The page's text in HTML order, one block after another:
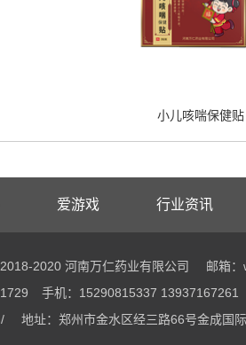
小儿咳喘保健贴
爱游戏 行业资讯
2020 河南万仁药业有限公司
邮箱
手机：15290815337 13937167261
地址：郑州市金水区经三路66号金成国